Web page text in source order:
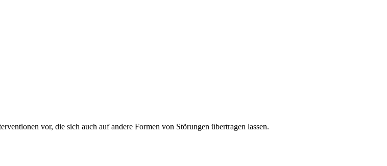
vor, die sich auch auf andere Formen von Störungen übertragen lassen.